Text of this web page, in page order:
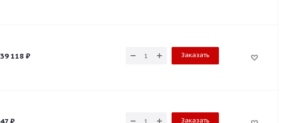
39 118 ₽ Заказать
Заказать